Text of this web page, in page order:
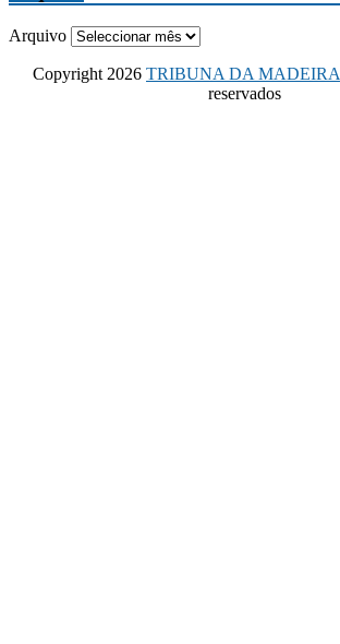
Arquivo
Copyright 2026 TRIBUNA DA MADEIRA
reservados